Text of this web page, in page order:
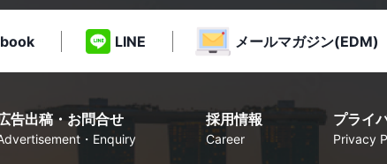
LINE メールマガジン(EDM)
告出稿・お問合せ
・Enquiry
採用情報
Career
プライ
Privacy